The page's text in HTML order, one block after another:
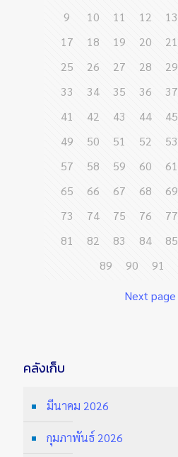
9
10 11 12 13
17
18 19 20 21
25
26 27 28 29
33
34 35 36 37
41
42 43 44 45
49
50 51 52 53
57
58 59 60 61
65
66 67 68 69
73
74 75 76 77
81
82 83 84 85
89
90 91
Next page
คลังเก็บ
มีนาคม 2026
กุมภาพันธ์ 2026